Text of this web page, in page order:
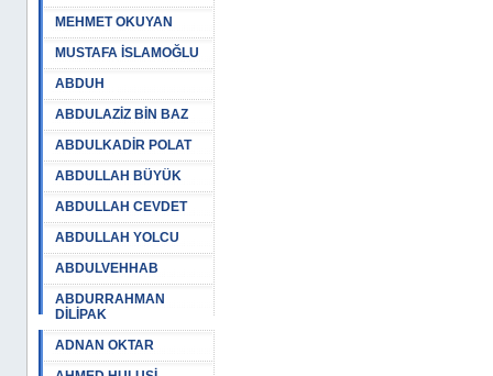
MEHMET OKUYAN
MUSTAFA İSLAMOĞLU
ABDUH
ABDULAZİZ BİN BAZ
ABDULKADİR POLAT
ABDULLAH BÜYÜK
ABDULLAH CEVDET
ABDULLAH YOLCU
ABDULVEHHAB
ABDURRAHMAN
DİLİPAK
ADNAN OKTAR